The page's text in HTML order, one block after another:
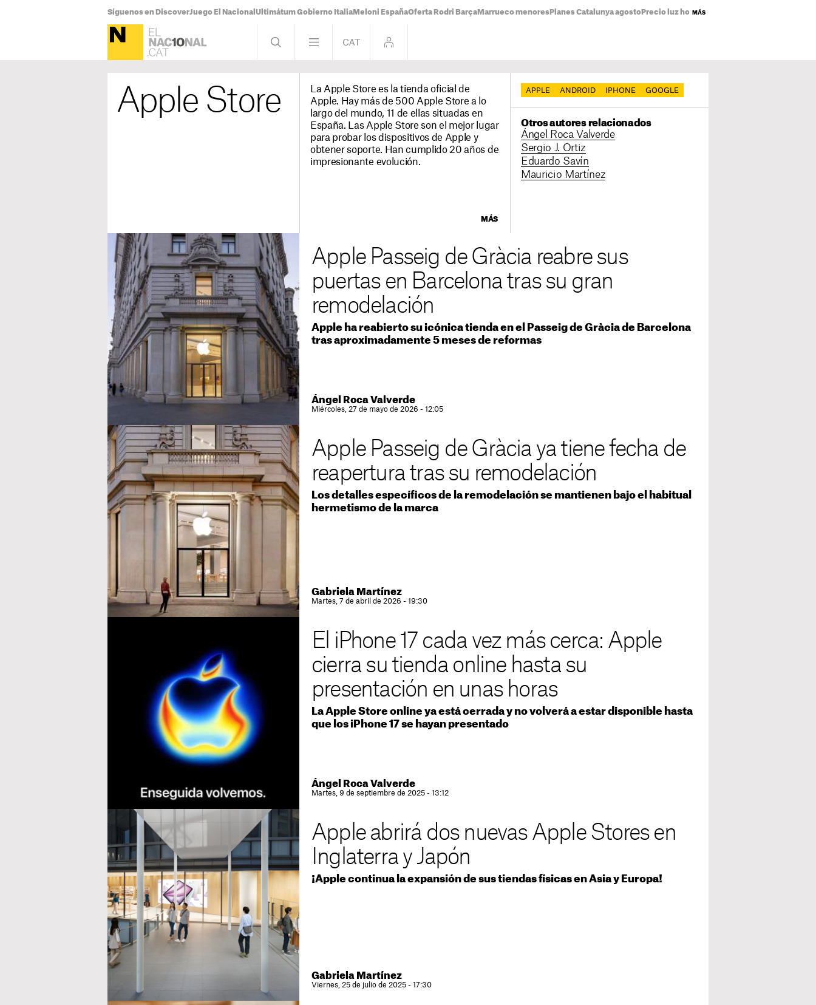
Síguenos en DiscoverJuego El Nacional Ultimátum Gobierno Italia Meloni EspañaOferta Rodri Barça Marrueco menores Planes Catalunya agosto Precio luz hoyEmma Vilarasau
MÁS
Apple Store
La Apple Store es la tienda oficial de
Apple. Hay más de 500 Apple Store a lo
largo del mundo, 11 de ellas situadas en
España. Las Apple Store son el mejor lugar
para probar los dispositivos de Apple y
obtener soporte. Han cumplido 20 años de
impresionante evolución.
MÁS
APPLE ANDROID IPHONE GOOGLE
Otros autores relacionados
Ángel Roca Valverde
Sergio J. Ortiz
Eduardo Savín
Mauricio Martínez
Apple Passeig de Gràcia reabre sus
puertas en Barcelona tras su gran
remodelación
Apple ha reabierto su icónica tienda en el Passeig de Gràcia de Barcelona
tras aproximadamente 5 meses de reformas
Ángel Roca Valverde
Miércoles, 27 de mayo de 2026 - 12:05
Apple Passeig de Gràcia ya tiene fecha de
reapertura tras su remodelación
Los detalles específicos de la remodelación se mantienen bajo el habitual
hermetismo de la marca
Gabriela Martínez
Martes, 7 de abril de 2026 - 19:30
El iPhone 17 cada vez más cerca: Apple
cierra su tienda online hasta su
presentación en unas horas
La Apple Store online ya está cerrada y no volverá a estar disponible hasta
que los iPhone 17 se hayan presentado
Ángel Roca Valverde
Martes, 9 de septiembre de 2025 - 13:12
Apple abrirá dos nuevas Apple Stores en
Inglaterra y Japón
¡Apple continua la expansión de sus tiendas físicas en Asia y Europa!
Gabriela Martínez
Viernes, 25 de julio de 2025 - 17:30